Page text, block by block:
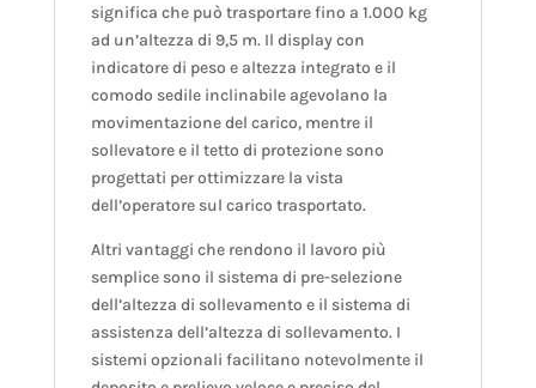
significa che può trasportare fino a 1.000 kg
ad un’altezza di 9,5 m. Il display con
indicatore di peso e altezza integrato e il
comodo sedile inclinabile agevolano la
movimentazione del carico, mentre il
sollevatore e il tetto di protezione sono
progettati per ottimizzare la vista
dell’operatore sul carico trasportato.
Altri vantaggi che rendono il lavoro più
semplice sono il sistema di pre-selezione
dell’altezza di sollevamento e il sistema di
assistenza dell’altezza di sollevamento. I
sistemi opzionali facilitano notevolmente il